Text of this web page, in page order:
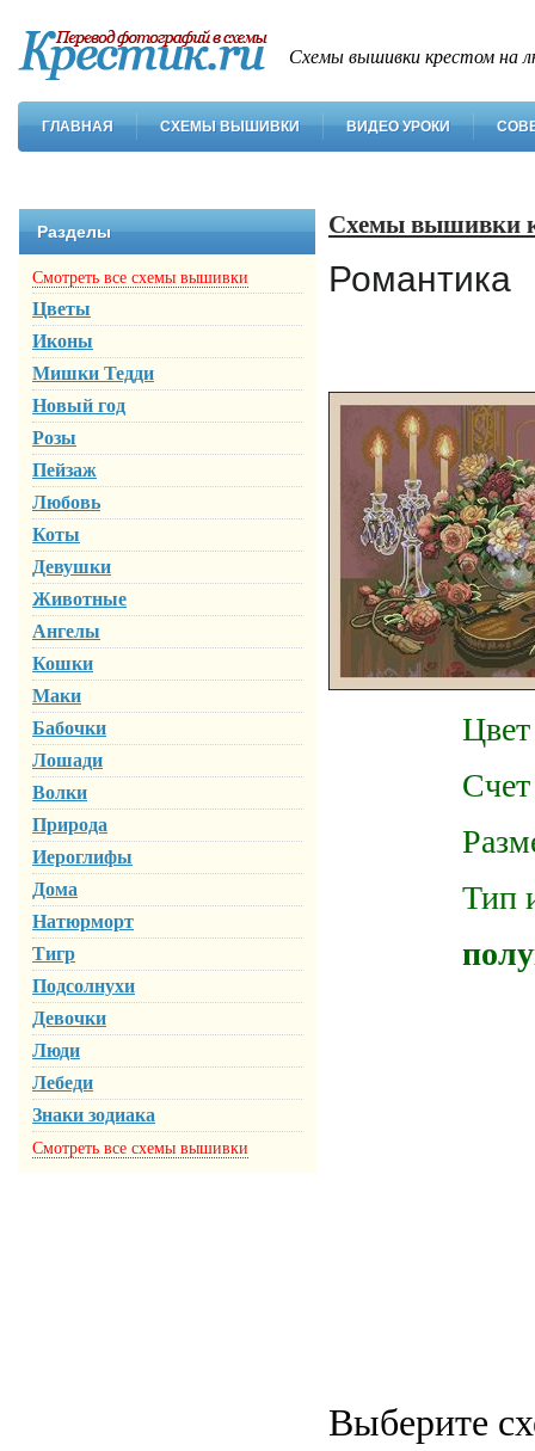
Схемы вышивки крестом на
ГЛАВНАЯ СХЕМЫ ВЫШИВКИ ВИДЕО УРОКИ
Разделы
Смотреть все схемы вышивки
Цветы
Иконы
Мишки Тедди
Новый год
Розы
Пейзаж
Любовь
Коты
Девушки
Животные
Ангелы
Кошки
Маки
Бабочки
Лошади
Волки
Природа
Иероглифы
Дома
Натюрморт
Тигр
Подсолнухи
Девочки
Люди
Лебеди
Знаки зодиака
Смотреть все схемы вышивки
Схемы вышивки
Романтика
Цвет
Счет
Размер
Тип
Выберите